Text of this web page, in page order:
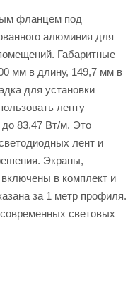
фланцем под
алюминия для
Габаритные
мм в длину, 149,7 мм в
для установки
ленту
83,47 Вт/м. Это
лент и
Экраны,
в комплект и
за 1 метр профиля.
световых